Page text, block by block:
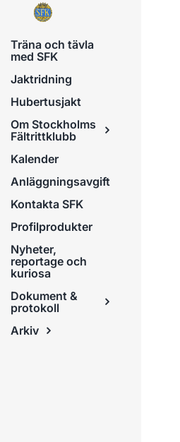
Fortsätt
innehållet
Träna och tävla
med SFK
Jaktridning
Hubertusjakt
Om Stockholms
Fältrittklubb
Kalender
Anläggningsavgift
Kontakta SFK
Profilprodukter
Nyheter,
reportage och
kuriosa
Dokument &
protokoll
Arkiv